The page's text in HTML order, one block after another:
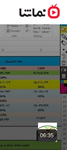
06:35